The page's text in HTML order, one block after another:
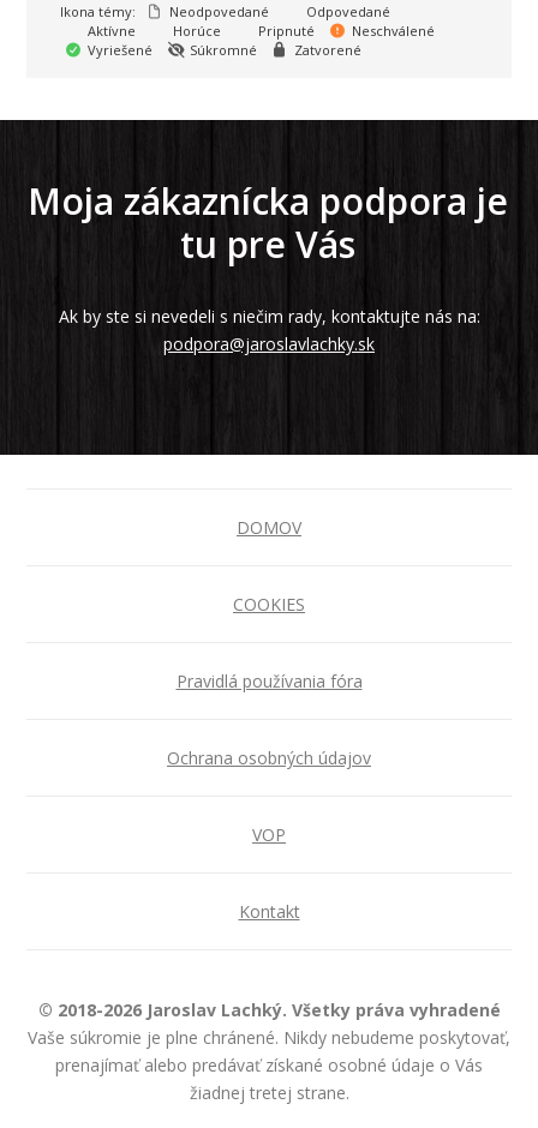
Ikona témy:
Neodpovedané
Odpovedané
Aktívne
Horúce Pripnuté
Neschválené
Vyriešené
Súkromné Zatvorené
Moja zákaznícka podpora je
tu pre Vás
Ak by ste si nevedeli s niečim rady, kontaktujte nás na:
podpora@jaroslavlachky.sk
DOMOV
COOKIES
Pravidlá používania fóra
Ochrana osobných údajov
VOP
Kontakt
© 2018-2026 Jaroslav Lachký. Všetky práva vyhradené
Vaše súkromie je plne chránené. Nikdy nebudeme poskytovať,
prenajímať alebo predávať získané osobné údaje o Vás
žiadnej tretej strane.